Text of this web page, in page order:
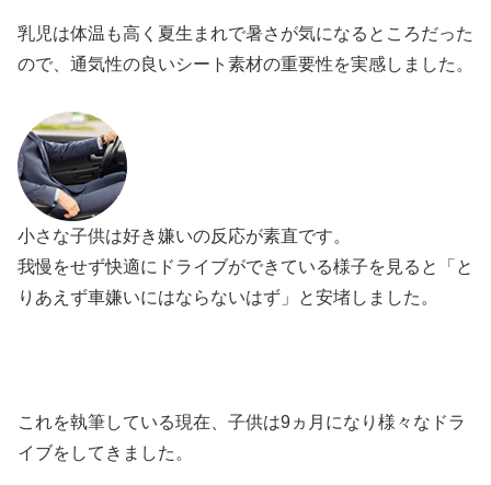
乳児は体温も高く夏生まれで暑さが気になるところだった
ので、通気性の良いシート素材の重要性を実感しました。
小さな子供は好き嫌いの反応が素直です。
我慢をせず快適にドライブができている様子を見ると「と
りあえず車嫌いにはならないはず」と安堵しました。
これを執筆している現在、子供は9ヵ月になり様々なドラ
イブをしてきました。